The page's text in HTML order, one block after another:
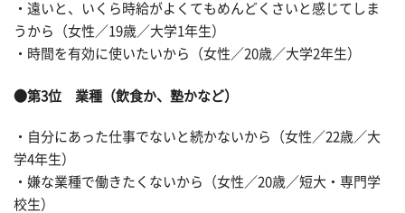
・遠いと、いくら時給がよくてもめんどくさいと感じてしま
うから（女性／19歳／大学1年生）
・時間を有効に使いたいから（女性／20歳／大学2年生）
●第3位 業種（飲食か、塾かなど）
・自分にあった仕事でないと続かないから（女性／22歳／大
学4年生）
・嫌な業種で働きたくないから（女性／20歳／短大・専門学
校生）